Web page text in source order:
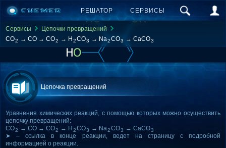
РЕШАТОР СЕРВИСЫ
Сервисы
Цепочки превращений
CO2 → CO → CO2 → H 2CO3 → Na2CO3 → CaCO3
Цепочка превращений
Уравнения химических реакций, с помощью которых можно осуществить
цепочку превращений:
CO2 → CO → CO2 → H 2CO3 → Na2CO3 → CaCO3 .
➤ – ссылка в конце реакции, ведет на страницу с подробной
информацией о реакции.